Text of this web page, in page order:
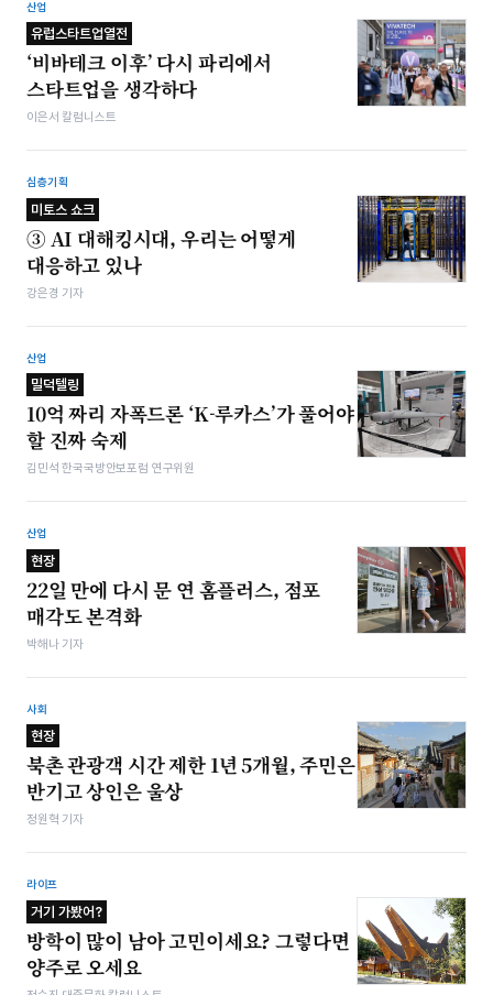
산업
유럽스타트업열전
‘비바테크 이후’ 다시 파리에서
스타트업을 생각하다
이은서 칼럼니스트
심층기획
미토스 쇼크
③ AI 대해킹시대, 우리는 어떻게
대응하고 있나
강은경 기자
산업
밀덕텔링
10억 짜리 자폭드론 ‘K-루카스’가 풀어야
할 진짜 숙제
김민석 한국국방안보포럼 연구위원
산업
현장
22일 만에 다시 문 연 홈플러스, 점포
매각도 본격화
박해나 기자
사회
현장
북촌 관광객 시간 제한 1년 5개월, 주민은
반기고 상인은 울상
정원혁 기자
라이프
거기 가봤어?
방학이 많이 남아 고민이세요? 그렇다면
양주로 오세요